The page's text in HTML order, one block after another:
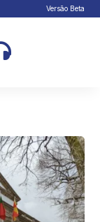
Versão Beta